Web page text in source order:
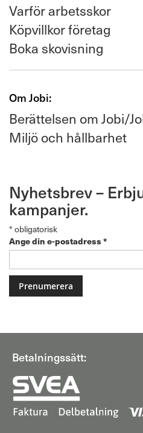
Varför arbetsskor
Köpvillkor företag
Boka skovisning
Om Jobi:
Berättelsen om Jobi/
Miljö och hållbarhet
Nyhetsbrev –
kampanjer.
* obligatorisk
Ange din e-postadress *
Betalningssätt: